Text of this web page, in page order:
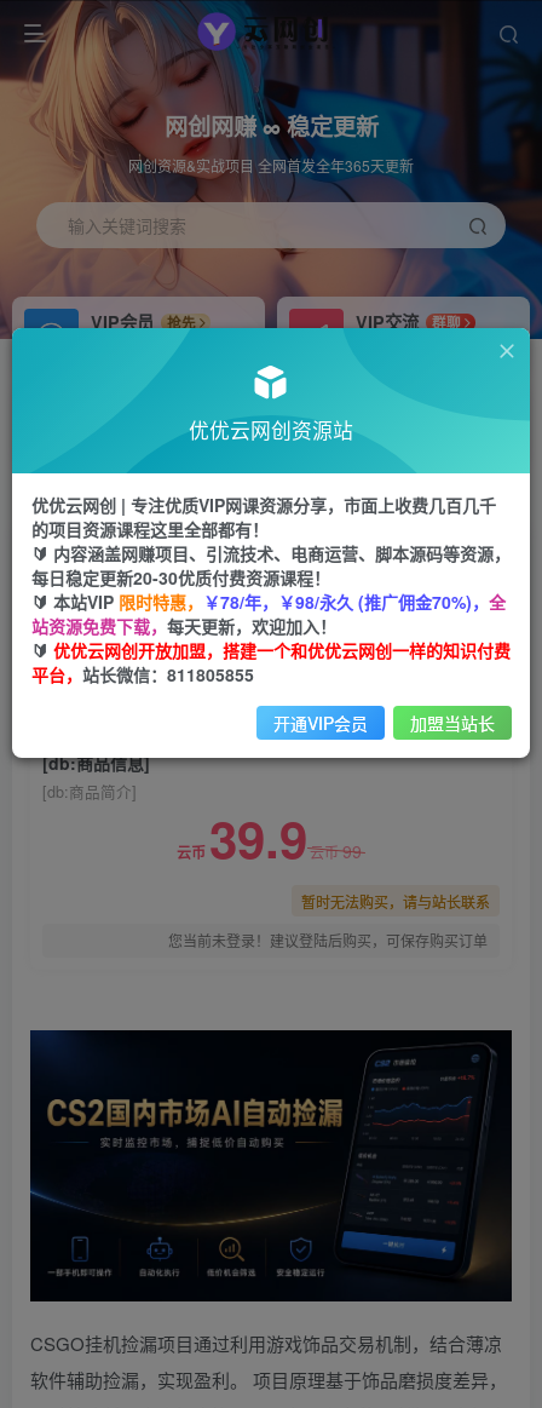
网创网赚 ∞ 稳定更新
网创资源&实战项目 全网首发全年365天更新
输入关键词搜索
VIP会员
抢先
免费下载全站资源
VIP交流
群聊
研究探讨更多创业项目路子。
站长V：hu91275
推荐
首页 中创网 正文
CS2国内市场AI自动捡漏，稳定运行多年。支持任
何形式数据验证，日入300+
优优云网创
30天前发布
关注 私信
[db:商品信息]
[db:商品简介]
云币 39.9云币99
暂时无法购买，请与站长联系
您当前未登录！建议登陆后购买，可保存购买订单
已售 92
CSGO挂机捡漏项目通过利用游戏饰品交易机制，结合薄凉
软件辅助捡漏，实现盈利。 项目原理基于饰品磨损度差异，
优优云网创资源站
优优云网创 | 专注优质VIP网课资源分享，市面上收费几百几千
的项目资源课程这里全部都有！
🔰 内容涵盖网赚项目、引流技术、电商运营、脚本源码等资源，
每日稳定更新20-30优质付费资源课程！
🔰 本站VIP 限时特惠， ￥78/年，￥98/永久 (推广佣金70%)， 全
站资源免费下载， 每天更新，欢迎加入！
🔰 优优云网创开放加盟，搭建一个和优优云网创一样的知识付费
平台， 站长微信：811805855
开通VIP会员 加盟当站长